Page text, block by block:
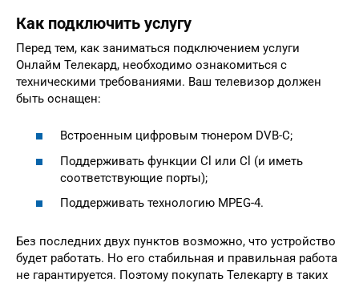
Как подключить услугу
Перед тем, как заниматься подключением услуги
Онлайм Телекард, необходимо ознакомиться с
техническими требованиями. Ваш телевизор должен
быть оснащен:
Встроенным цифровым тюнером DVB-C;
Поддерживать функции Cl или Cl (и иметь
соответствующие порты);
Поддерживать технологию MPEG-4.
Без последних двух пунктов возможно, что устройство
будет работать. Но его стабильная и правильная работа
не гарантируется. Поэтому покупать Телекарту в таких